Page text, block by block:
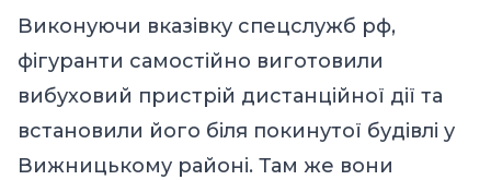
Виконуючи вказівку спецслужб рф,
фігуранти самостійно виготовили
вибуховий пристрій дистанційної дії та
встановили його біля покинутої будівлі у
Вижницькому районі. Там же вони